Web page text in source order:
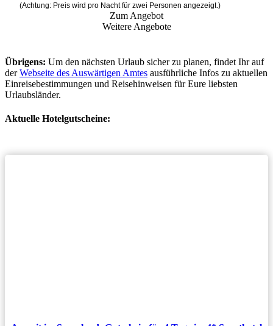
(Achtung: Preis wird pro Nacht für zwei Personen angezeigt.)
Zum Angebot
Weitere Angebote
Übrigens: Um den nächsten Urlaub sicher zu planen, findet Ihr auf
derWebseite des Auswärtigen Amtes ausführliche Infos zu aktuellen
Einreisebestimmungen und Reisehinweisen für Eure liebsten
Urlaubsländer.
Aktuelle Hotelgutscheine: